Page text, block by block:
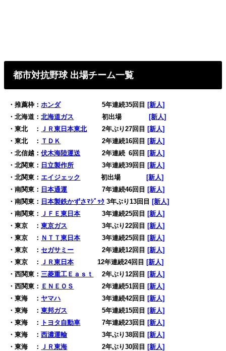
都市対抗野球 出場チーム一覧
・推薦枠：ホンダ5年連続35回目[新人]
・北海道：北海道ガス 初出場
[新人]
・東北 ： ＪＲ東日本東北2年ぶり27回目[新人]
・東北 ： ＴＤＫ 2年連続16回目[新人]
・北信越：伏木海陸運送 2年連続 06回目[新人]
・北関東： 日立製作所 3年連続39回目[新人]
・北関東： エイジェック 0初出場
[新人]
・南関東： 日本通運 7年連続46回目[新人]
・南関東： 日本製鉄かずさﾏｼﾞｯｸ 3年ぶり13回目[新人]
・南関東： ＪＦＥ東日本 3年連続25回目[新人]
・東京 ：東京ガス 3年ぶり22回目[新人]
・東京 ： ＮＴＴ東日本 3年連続25回目[新人]
・東京 ：セガサミー 2年連続12回目[新人]
・東京 ： ＪＲ東日本 12年連続24回目[新人]
・西関東： 三菱重工Ｅａｓｔ 2年ぶり12回目[新人]
・西関東： ＥＮＥＯＳ 2年連続51回目[新人]
・東海 ： ヤマハ 3年連続42回目[新人]
・東海 ：東邦ガス 5年連続15回目[新人]
・東海 ： トヨタ自動車 7年連続23回目[新人]
・東海 ：西濃運輸 3年ぶり38回目[新人]
・東海 ： ＪＲ東海 2年ぶり30回目[新人]